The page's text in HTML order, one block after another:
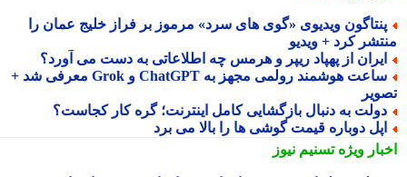
ویدیوی «گوی های سرد» مرموز بر فراز خلیج عمان را
کرد + ویدیو
از پهپاد ریپر و هرمس چه اطلاعاتی به دست می آورد؟
ساعت هوشمند رولمی مجهز به ChatGPT و Grok معرفی شد +
به دنبال بازگشایی کامل اینترنت؛ گره کار کجاست؟
دوباره قیمت گوشی ها را بالا می برد
ویژهتسنیم نیوز